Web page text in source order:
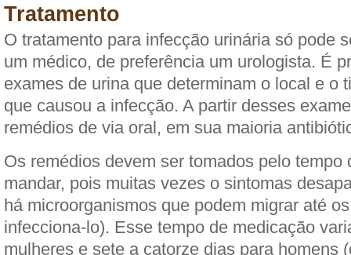
Tratamento
O tratamento para infecção urinária só pode
um médico, de preferência um urologista. É
exames de urina que determinam o local e o
que causou a infecção. A partir desses
remédios de via oral, em sua maioria
Os remédios devem ser tomados pelo tempo
mandar, pois muitas vezes o sintomas
há microorganismos que podem migrar até
infecciona-lo). Esse tempo de medicação
mulheres e sete a catorze dias para homens